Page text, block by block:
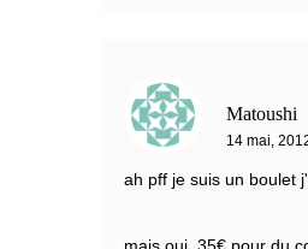
Matoushi
14 mai,
ah pff je suis un boulet